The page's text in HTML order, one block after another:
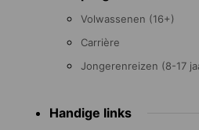
Volwassenen (16+)
Carrière
Jongerenreizen (8-17
Handige links